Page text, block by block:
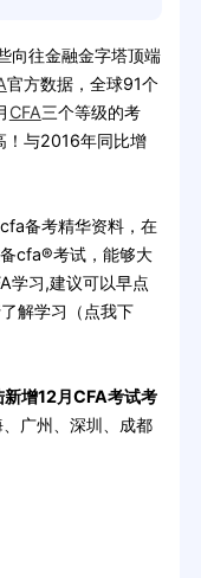
向往金融金字塔顶端
官方数据，全球91个
CFA三个等级的考
！与2016年同比增
备考精华资料，在
cfa®考试，能够大
学习,建议可以早点
解学习（点我下
增12月CFA考试考
广州、深圳、成都